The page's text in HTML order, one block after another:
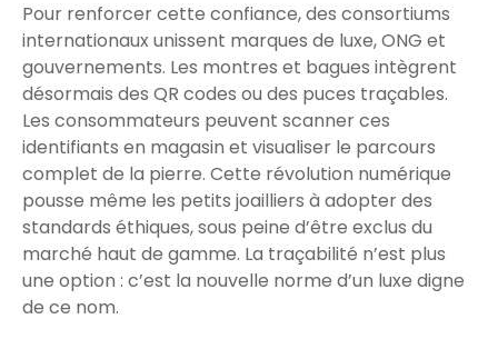
Pour renforcer cette confiance, des consortiums
internationaux unissent marques de luxe, ONG et
gouvernements. Les montres et bagues intègrent
désormais des QR codes ou des puces traçables.
Les consommateurs peuvent scanner ces
identifiants en magasin et visualiser le parcours
complet de la pierre. Cette révolution numérique
pousse même les petits joailliers à adopter des
standards éthiques, sous peine d’être exclus du
marché haut de gamme. La traçabilité n’est plus
une option : c’est la nouvelle norme d’un luxe digne
de ce nom.